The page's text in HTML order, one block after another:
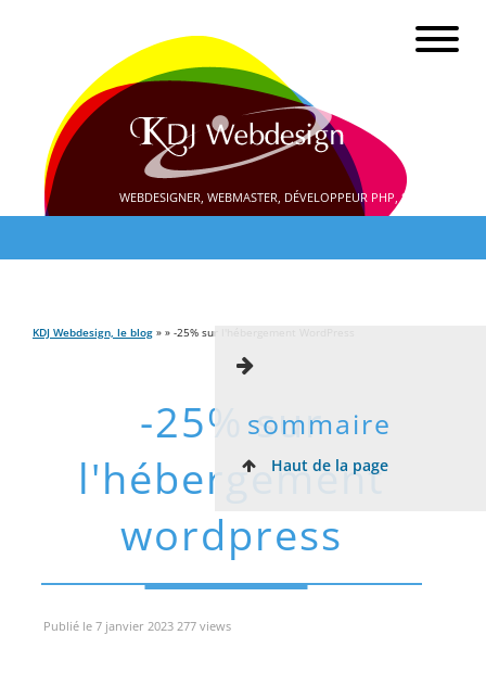
WEBDESIGNER, WEBMASTER, DÉVELOPPEUR PHP, SEO
KDJ Webdesign, le blog » » -25% sur l'hébergement WordPress
-25% sur
l'hébergement
wordpress
sommaire
Haut de la page
Publié le 7 janvier 2023 277 views